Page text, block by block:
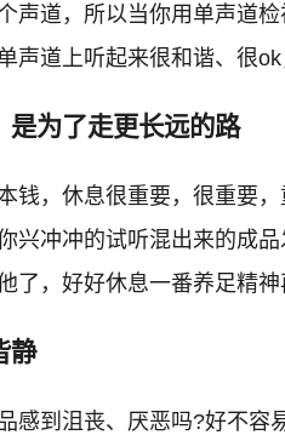
声道，所以当你用单声道
声道上听起来很和谐、很ok
是为了走更长远的路
钱，休息很重要，很重要
兴冲冲的试听混出来的成
了，好好休息一番养足精
静
感到沮丧、厌恶吗?好不容